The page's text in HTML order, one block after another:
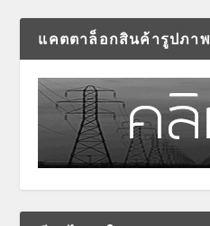
แคตตาล็อกสินค้ารูปภาพ